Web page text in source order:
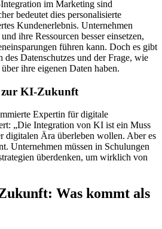
im Marketing sind
bedeutet dies personalisierte
Kundenerlebnis. Unternehmen
ihre Ressourcen besser einsetzen,
führen kann. Doch es gibt
Datenschutzes und der Frage, wie
ihre eigenen Daten haben.
zur KI-Zukunft
Expertin für digitale
„Die Integration von KI ist ein Muss
digitalen Ära überleben wollen. Aber es
Unternehmen müssen in Schulungen
überdenken, um wirklich von
Was kommt als